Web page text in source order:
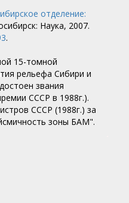
отделение:
Наука, 2007.
.
15-томной
рельефа Сибири и
звания
СССР в 1988г.).
СССР (1988г.) за
зоны БАМ".